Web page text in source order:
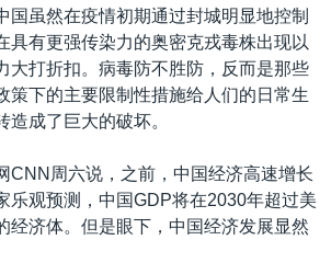
国虽然在疫情初期通过封城明显地控制
具有更强传染力的奥密克戎毒株出现以
大打折扣。病毒防不胜防，反而是那些
策下的主要限制性措施给人们的日常生
成了巨大的破坏。
CNN周六说，之前，中国经济高速增长
乐观预测，中国GDP将在2030年超过美
经济体。但是眼下，中国经济发展显然